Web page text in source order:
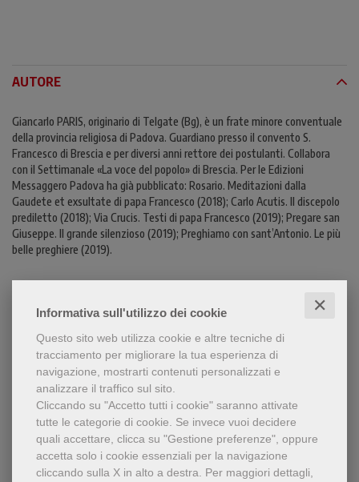
Informativa sull'utilizzo dei cookie ✕
Questo sito web utilizza cookie e altre tecniche di
tracciamento per migliorare la tua esperienza di
navigazione, mostrarti contenuti personalizzati e
analizzare il traffico sul sito.
Cliccando su "Accetto tutti i cookie" saranno attivate
tutte le categorie di cookie. Se invece vuoi decidere
quali accettare, clicca su "Gestione preferenze", oppure
accetta solo i cookie essenziali per la navigazione
cliccando sulla X in alto a destra. Per maggiori dettagli,
AUTORE
Giancarlo PARIS, originario di Telgate (Bg), è un frate minore conventuale
della provincia religiosa di Padova. Guardiano presso il convento S.
Francesco di Brescia e per diversi anni rettore dei postulanti. Collabora
con il Settimanale «La voce del popolo» di Brescia. Per le Edizioni
Messaggero Padova ha già pubblicato: Rosario. Meditazioni dalla
Gaudete et exsultate di papa Francesco (2018); Carlo Acutis. Il discepolo
prediletto (2018); Via Crucis. Testi di papa Francesco (2019); Pregare san
Giuseppe. Il grande silenzioso (2019); Preghiamo con sant’Antonio. Le più
belle preghiere (2019).
SFOGLIALIBRO
Condividi